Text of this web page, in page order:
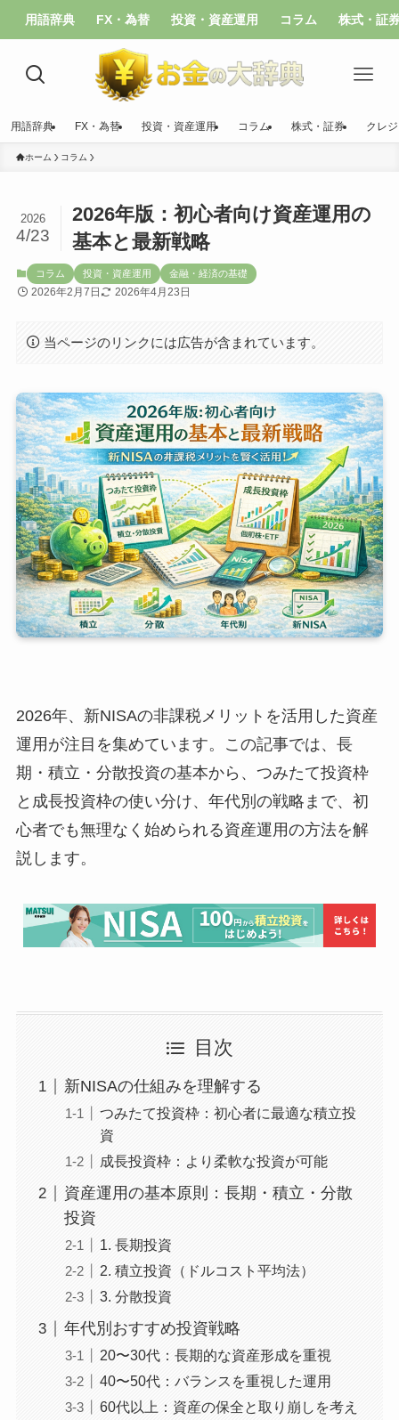
用語辞典 FX・為替 投資・資産運用 コラム 株式・証
用語辞典 FX・為替 投資・資産運用 コラム 株式・証券 クレ
ホーム コラム
2026年版：初心者向け資産運用の
基本と最新戦略
2026
4/23
コラム 投資・資産運用 金融・経済の基礎
2026年2月7日 2026年4月23日
当ページのリンクには広告が含まれています。
2026年、新NISAの非課税メリットを活用した資産
運用が注目を集めています。この記事では、長
期・積立・分散投資の基本から、つみたて投資枠
と成長投資枠の使い分け、年代別の戦略まで、初
心者でも無理なく始められる資産運用の方法を解
説します。
目次
新NISAの仕組みを理解する
つみたて投資枠：初心者に最適な積立投
資
成長投資枠：より柔軟な投資が可能
資産運用の基本原則：長期・積立・分散
投資
1. 長期投資
2. 積立投資（ドルコスト平均法）
3. 分散投資
年代別おすすめ投資戦略
20〜30代：長期的な資産形成を重視
40〜50代：バランスを重視した運用
60代以上：資産の保全と取り崩しを考え